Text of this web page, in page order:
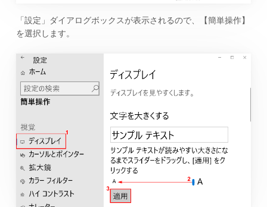
「設定」ダイアログボックスが表示されるので、【簡単操作】
を選択します。